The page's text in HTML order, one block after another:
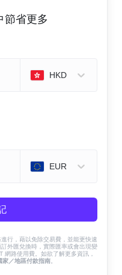
節省更多
HKD
EUR
行，藉以免除交易費，並能更快速
外匯兌換時，實際匯率或會出現變
路使用費。如欲了解更多資訊，
家／地區付款指南